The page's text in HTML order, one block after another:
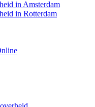
in Amsterdam
in Rotterdam